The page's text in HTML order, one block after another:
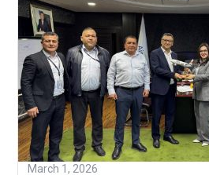
March 1, 2026